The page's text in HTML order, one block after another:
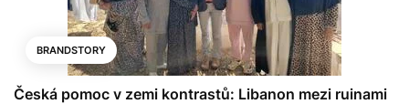
BRANDSTORY
Česká pomoc v zemi kontrastů: Libanon mezi ruinami